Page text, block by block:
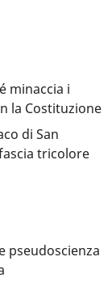
minaccia i
la Costituzione
di San
tricolore
pseudoscienza